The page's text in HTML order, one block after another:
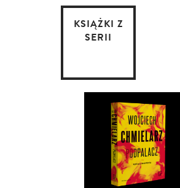
KSIĄŻKI Z
SERII